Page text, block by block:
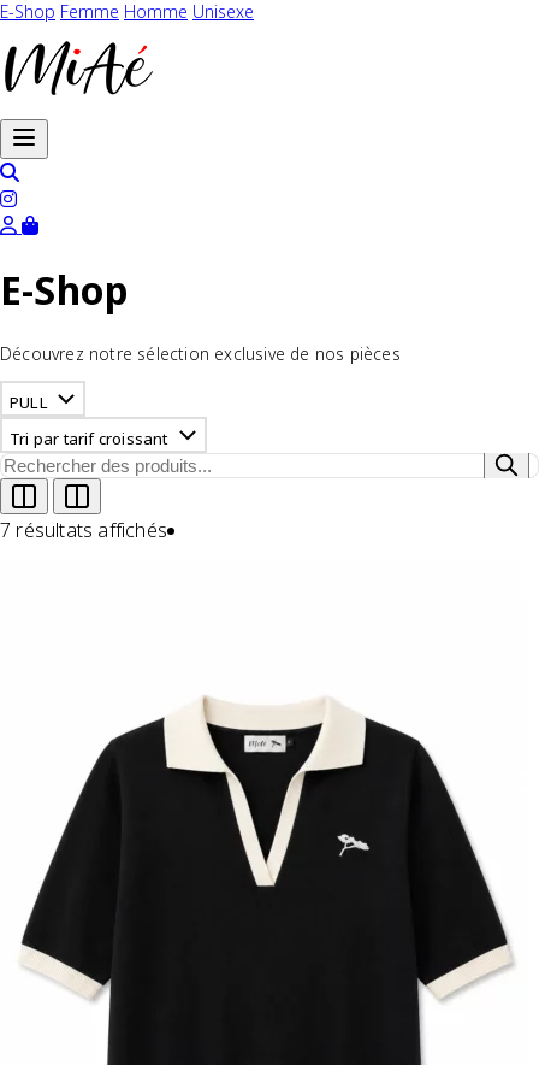
E-Shop Femme Homme Unisexe
Ouvrir le menu
E-Shop
Découvrez notre sélection exclusive de nos pièces
PULL
Tri par tarif croissant
7 résultats affichés